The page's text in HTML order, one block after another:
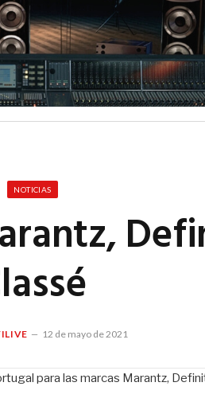
NOTICIAS
12 de mayo de 2021
para las marcas Marantz,